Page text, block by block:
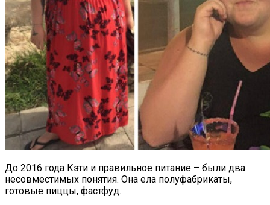
До 2016 года Кэти и правильное питание – были два
несовместимых понятия. Она ела полуфабрикаты,
готовые пиццы, фастфуд.